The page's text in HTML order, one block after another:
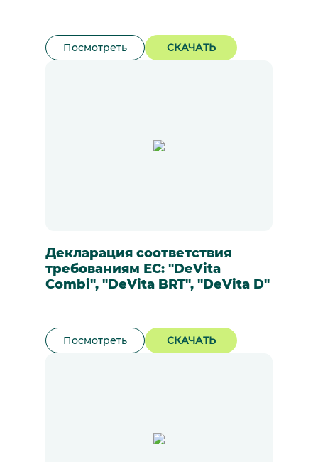
Посмотреть СКАЧАТЬ
Декларация соответствия
требованиям ЕС: "DeVita
Combi", "DeVita BRT", "DeVita D"
Посмотреть СКАЧАТЬ